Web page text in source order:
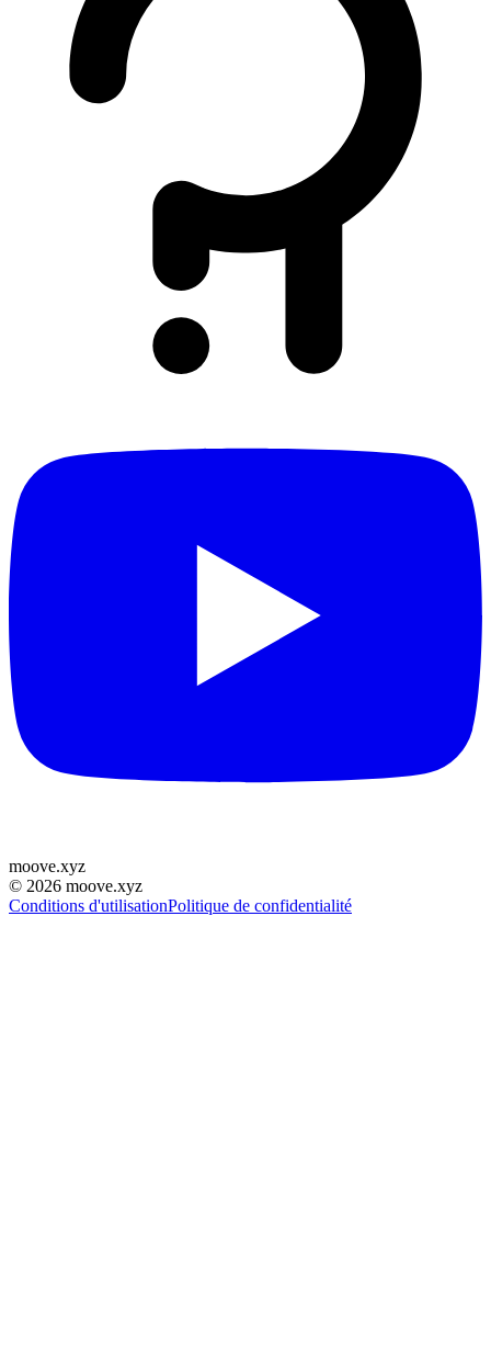
moove.xyz
© 2026 moove.xyz
Conditions d'utilisationPolitique de confidentialité